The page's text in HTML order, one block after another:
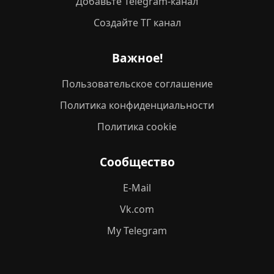
Создайте ТГ канал
Важное!
Пользовательское соглашение
Политика конфиденциальности
Политика cookie
Сообщество
E-Mail
Vk.com
My Telegram